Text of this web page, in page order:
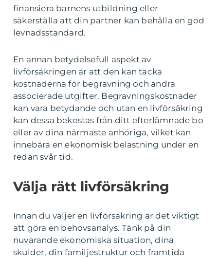
finansiera barnens utbildning eller
säkerställa att din partner kan behålla en god
levnadsstandard.
En annan betydelsefull aspekt av
livförsäkringen är att den kan täcka
kostnaderna för begravning och andra
associerade utgifter. Begravningskostnader
kan vara betydande och utan en livförsäkring
kan dessa bekostas från ditt efterlämnade bo
eller av dina närmaste anhöriga, vilket kan
innebära en ekonomisk belastning under en
redan svår tid.
Välja rätt livförsäkring
Innan du väljer en livförsäkring är det viktigt
att göra en behovsanalys. Tänk på din
nuvarande ekonomiska situation, dina
skulder, din familjestruktur och framtida